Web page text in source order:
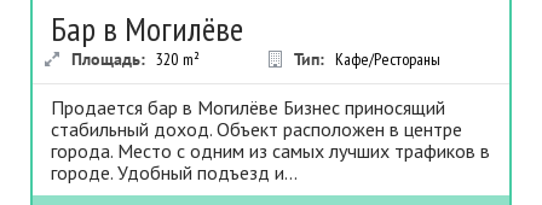
Бар в Могилёве
Площадь: 320 m² Тип: Кафе/Рестораны
Продается бар в Могилёве Бизнес приносящий
стабильный доход. Объект расположен в центре
города. Место с одним из самых лучших трафиков в
городе. Удобный подъезд и...